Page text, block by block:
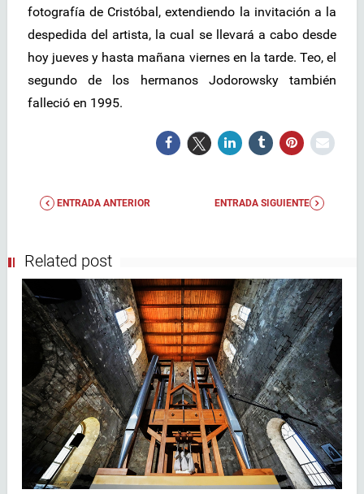
fotografía de Cristóbal, extendiendo la invitación a la
despedida del artista, la cual se llevará a cabo desde
hoy jueves y hasta mañana viernes en la tarde. Teo, el
segundo de los hermanos Jodorowsky también
falleció en 1995.
ENTRADA ANTERIOR ENTRADA SIGUIENTE
Related post